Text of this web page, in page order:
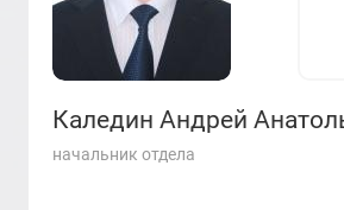
Каледин Андрей
начальник отдела